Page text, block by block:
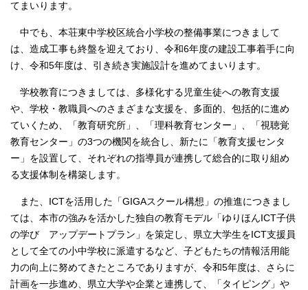
てまいります。
中でも、本荘東中学校区統合小学校の整備事業につきまして
は、造成工事も終盤を迎えており、令和6年度の建設工事着手に向
け、令和5年度は、引き続き実施設計を進めてまいります。
学校教育につきましては、多様化する児童生徒への教育支援
や、学校・教職員へのさまざまな支援を、多面的、包括的に進め
ていくため、「教育研究所」、「理科教育センター」、「視聴覚
教育センター」の3つの機関を統合し、新たに「教育支援センタ
ー」を設置して、それぞれの指導員が連携して総合的に取り組め
る支援体制を構築します。
また、ICTを活用した「GIGAスクール構想」の推進につきまし
ては、本市の強みを活かした独自の教育モデル「ゆりほんICT子供
の学び アップデートプラン」を策定し、県立大学生をICT支援員
として全ての小中学校に派遣するなど、子どもたちの情報活用能
力の向上に努めてきたところでありますが、令和5年度は、さらに
計画を一歩進め、県立大学や企業と連携して、「タイピング」や